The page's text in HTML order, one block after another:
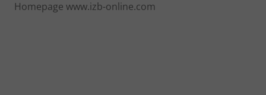
Homepage www.izb-online.com